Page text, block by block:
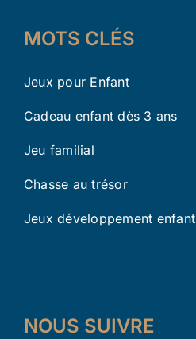
MOTS CLÉS
Jeux pour Enfant
Cadeau enfant dès 3 ans
Jeu familial
Chasse au trésor
Jeux développement enfant
NOUS SUIVRE